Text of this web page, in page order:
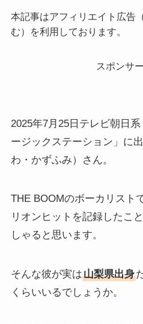
本記事はアフィリエイト広告
む）を利用しております。
スポンサ
2025年7月25日テレビ朝日
ージックステーション」に
わ・かずふみ）さん。
THE BOOMのボーカリスト
リオンヒットを記録したこ
しゃると思います。
そんな彼が実は山梨県出身
くらいいるでしょうか。